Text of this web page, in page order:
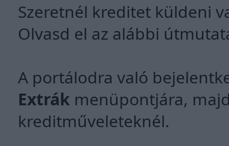
Szeretnél kreditet küldeni
Olvasd el az alábbi
A portálodra való
Extrák menüpontjára,
kreditműveleteknél.